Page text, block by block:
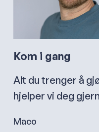
Kom i gang
Alt du trenger å
hjelper vi deg
Maco